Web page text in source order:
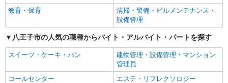
扶養内勤務OK
交通費支給
社員登用あり
同じ職種から求人を探す
販売・接客サービス
コンビニ・スーパー
教育・保育
清掃・警備・ビルメンテナンス・
設備管理
八王子市の人気の職種からバイト・アルバイト・パートを探す
スイーツ・ケーキ・パン
建物管理・設備管理・マンション
管理員
コールセンター
エステ・リフレクソロジー